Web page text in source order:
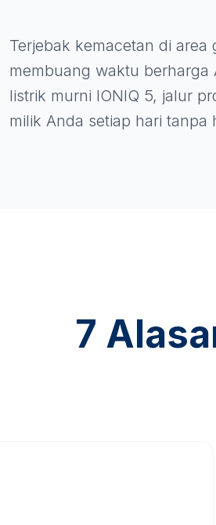
Terjebak kemacetan di area
membuang waktu berharga
listrik murni IONIQ 5, jalur
milik Anda setiap hari tanpa
7